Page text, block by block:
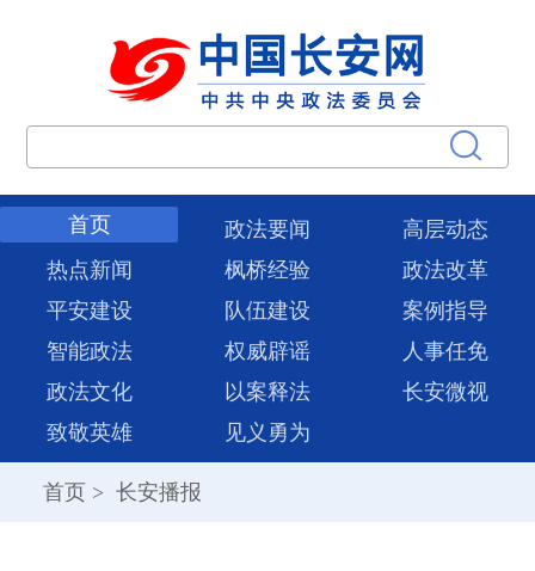
首页 政法要闻
高层动态
热点新闻
枫桥经验
政法改革
平安建设
队伍建设
案例指导
智能政法
权威辟谣
人事任免
政法文化
以案释法
长安微视
致敬英雄
见义勇为
首页 > 长安播报